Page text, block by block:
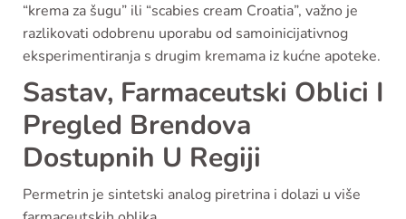
“krema za šugu” ili “scabies cream Croatia”, važno je
razlikovati odobrenu uporabu od samoinicijativnog
eksperimentiranja s drugim kremama iz kućne apoteke.
Sastav, Farmaceutski Oblici I
Pregled Brendova
Dostupnih U Regiji
Permetrin je sintetski analog piretrina i dolazi u više